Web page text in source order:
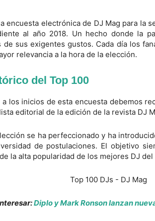
encuesta electrónica de DJ Mag para la
al año 2018. Un hecho donde la
de sus exigentes gustos. Cada día los
relevancia a la hora de la elección.
del Top 100
a los inicios de esta encuesta debemos
editorial de la edición de la revista DJ
se ha perfeccionado y ha
de postulaciones. El objetivo
la alta popularidad de los mejores DJ del
Diplo y Mark Ronson lanzan